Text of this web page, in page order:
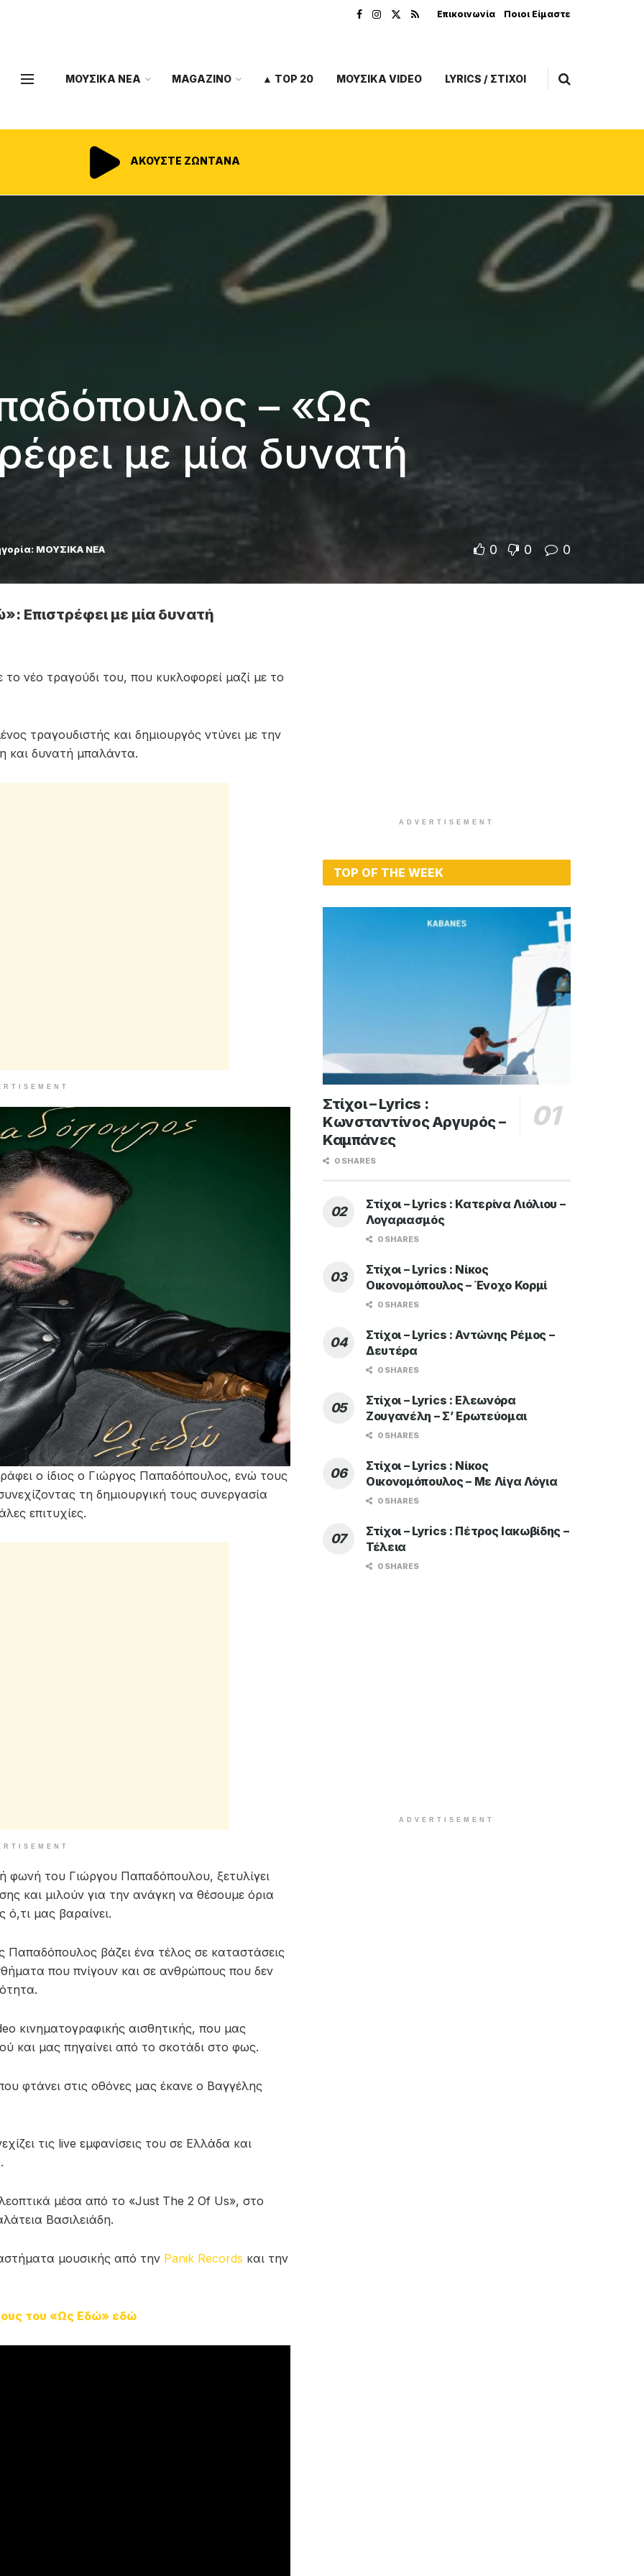
Επικοινωνία Ποιοι Είμαστε
ΜΟΥΣΙΚΑ ΝΕΑ MAGAZINO ▲ TOP 20 ΜΟΥΣΙΚΑ VIDEO LYRICS / ΣΤΙΧΟΙ
ΑΚΟΥΣΤΕ ΖΩΝΤΑΝΑ
– «Ως
με μία δυνατή
ΜΟΥΣΙΚΑ ΝΕΑ 0 0 0
Επιστρέφει με μία δυνατή
νέο τραγούδι του, που κυκλοφορεί μαζί με το
τραγουδιστής και δημιουργός ντύνει με την
και δυνατή μπαλάντα.
ο ίδιος ο Γιώργος Παπαδόπουλος, ενώ τους
τη δημιουργική τους συνεργασία
επιτυχίες.
φωνή του Γιώργου Παπαδόπουλου, ξετυλίγει
και μιλούν για την ανάγκη να θέσουμε όρια
μας βαραίνει.
βάζει ένα τέλος σε καταστάσεις
που πνίγουν και σε ανθρώπους που δεν
κινηματογραφικής αισθητικής, που μας
και μας πηγαίνει από το σκοτάδι στο φως.
φτάνει στις οθόνες μας έκανε ο Βαγγέλης
τις live εμφανίσεις του σε Ελλάδα και
μέσα από το «Just The 2 Of Us», στο
Βασιλειάδη.
μουσικής από την Panik Records και την
του «Ως Εδώ» εδώ
ADVERTISEMENT
TOP OF THE WEEK
Στίχοι – Lyrics :
Κωνσταντίνος Αργυρός –
Καμπάνες
0 SHARES
Στίχοι – Lyrics : Κατερίνα Λιόλιου –
Λογαριασμός
0 SHARES
Στίχοι – Lyrics : Νίκος
Οικονομόπουλος – Ένοχο Κορμί
0 SHARES
Στίχοι – Lyrics : Αντώνης Ρέμος –
Δευτέρα
0 SHARES
Στίχοι – Lyrics : Ελεωνόρα
Ζουγανέλη – Σ’ Ερωτεύομαι
0 SHARES
Στίχοι – Lyrics : Νίκος
Οικονομόπουλος – Με Λίγα Λόγια
0 SHARES
Στίχοι – Lyrics : Πέτρος Ιακωβίδης –
Τέλεια
0 SHARES
ADVERTISEMENT